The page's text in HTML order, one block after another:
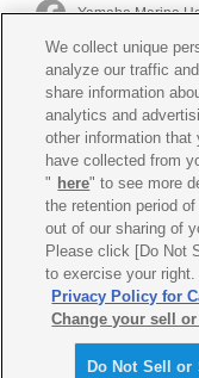
Yamaha Marina
マリーナ・イベン
釣果情報
会社概要
Cookieポリシー
We collect unique
analyze our traffic
share information
analytics and
other information
have collected from
" here" to see more
the retention period
out of our sharing of
Please click [Do Not
to exercise your right.
Privacy Policy for
Change your sell
Do Not Sell